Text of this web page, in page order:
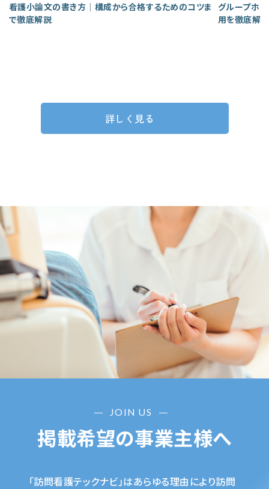
看護小論文の書き方｜構成から合格するためのコツま
で徹底解説
グループホー
用を徹底解説
詳しく見る
JOIN US
掲載希望の事業主様へ
「訪問看護テックナビ」はあらゆる理由により訪問